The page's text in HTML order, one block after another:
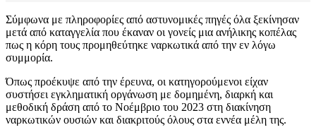
Σύμφωνα με πληροφορίες από αστυνομικές πηγές όλα ξεκίνησαν
μετά από καταγγελία που έκαναν οι γονείς μια ανήλικης κοπέλας
πως η κόρη τους προμηθεύτηκε ναρκωτικά από την εν λόγω
συμμορία.
Όπως προέκυψε από την έρευνα, οι κατηγορούμενοι είχαν
συστήσει εγκληματική οργάνωση με δομημένη, διαρκή και
μεθοδική δράση από το Νοέμβριο του 2023 στη διακίνηση
ναρκωτικών ουσιών και διακριτούς όλους στα εννέα μέλη της.